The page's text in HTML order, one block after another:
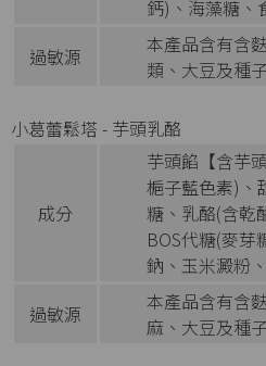
鈣)、海藻糖、
過敏源
本產品含有含
類、大豆及種
小葛蕾鬆塔 - 芋頭乳酪
成分
芋頭餡【含芋
梔子藍色素)、
糖、乳酪(含乾
BOS代糖(麥
鈉、玉米澱粉
過敏源
本產品含有含
麻、大豆及種